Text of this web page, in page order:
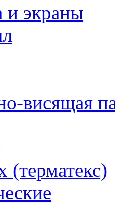
и экраны
висящая
(терматекс)